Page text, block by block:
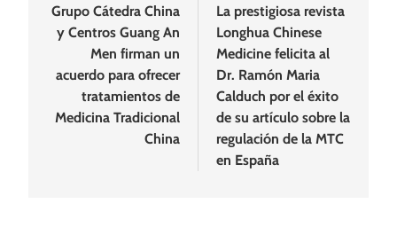
de
entradas
Grupo Cátedra China
y Centros Guang An
Men firman un
acuerdo para ofrecer
tratamientos de
Medicina Tradicional
China
La prestigiosa revista
Longhua Chinese
Medicine felicita al
Dr. Ramón Maria
Calduch por el éxito
de su artículo sobre la
regulación de la MTC
en España